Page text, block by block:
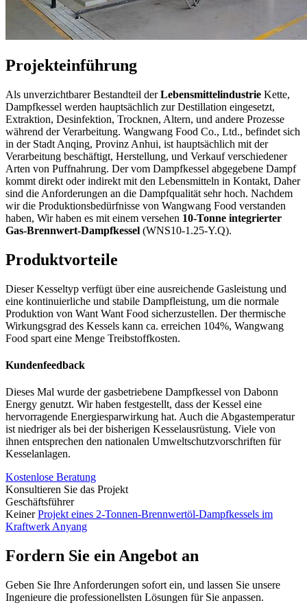
Projekteinführung
Als unverzichtbarer Bestandteil derLebensmittelindustrie Kette,
Dampfkessel werden hauptsächlich zur Destillation eingesetzt,
Extraktion, Desinfektion, Trocknen, Altern, und andere Prozesse
während der Verarbeitung. Wangwang Food Co., Ltd., befindet sich
in der Stadt Anqing, Provinz Anhui, ist hauptsächlich mit der
Verarbeitung beschäftigt, Herstellung, und Verkauf verschiedener
Arten von Puffnahrung. Der vom Dampfkessel abgegebene Dampf
kommt direkt oder indirekt mit den Lebensmitteln in Kontakt, Daher
sind die Anforderungen an die Dampfqualität sehr hoch. Nachdem
wir die Produktionsbedürfnisse von Wangwang Food verstanden
haben, Wir haben es mit einem versehen 10-Tonne integrierter
Gas-Brennwert-Dampfkessel (WNS10-1.25-Y.Q).
Produktvorteile
Dieser Kesseltyp verfügt über eine ausreichende Gasleistung und
eine kontinuierliche und stabile Dampfleistung, um die normale
Produktion von Want Want Food sicherzustellen. Der thermische
Wirkungsgrad des Kessels kann ca. erreichen 104%, Wangwang
Food spart eine Menge Treibstoffkosten.
Kundenfeedback
Dieses Mal wurde der gasbetriebene Dampfkessel von Dabonn
Energy genutzt. Wir haben festgestellt, dass der Kessel eine
hervorragende Energiesparwirkung hat. Auch die Abgastemperatur
ist niedriger als bei der bisherigen Kesselausrüstung. Viele von
ihnen entsprechen den nationalen Umweltschutzvorschriften für
Kesselanlagen.
Kostenlose Beratung
Konsultieren Sie das Projekt
Geschäftsführer
Keiner Projekt eines 2-Tonnen-Brennwertöl-Dampfkessels im
Kraftwerk Anyang
Fordern Sie ein Angebot an
Geben Sie Ihre Anforderungen sofort ein, und lassen Sie unsere
Ingenieure die professionellsten Lösungen für Sie anpassen.